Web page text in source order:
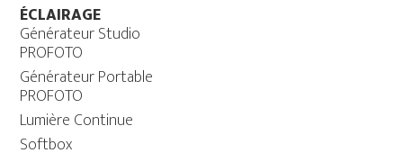
ÉCLAIRAGE
Générateur Studio
PROFOTO
Générateur Portable
PROFOTO
Lumière Continue
Softbox